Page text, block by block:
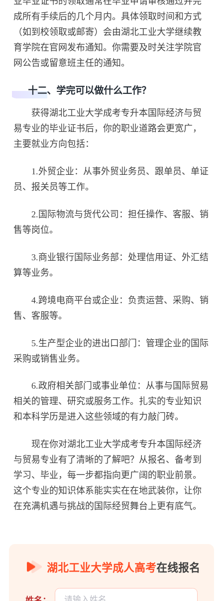
成所有手续后的几个月内。具体领取时间和方式
（如到校领取或邮寄）会由湖北工业大学继续教
育学院在官网发布通知。你需要及时关注学院官
网公告或留意班主任的通知。
十二、学完可以做什么工作？
获得湖北工业大学成考专升本国际经济与贸
易专业的毕业证书后，你的职业道路会更宽广，
主要就业方向包括：
1.外贸企业：从事外贸业务员、跟单员、单证
员、报关员等工作。
2.国际物流与货代公司：担任操作、客服、销
售等岗位。
3.商业银行国际业务部：处理信用证、外汇结
算等业务。
4.跨境电商平台或企业：负责运营、采购、销
售、客服等。
5.生产型企业的进出口部门：管理企业的国际
采购或销售业务。
6.政府相关部门或事业单位：从事与国际贸易
相关的管理、研究或服务工作。扎实的专业知识
和本科学历是进入这些领域的有力敲门砖。
现在你对湖北工业大学成考专升本国际经济
与贸易专业有了清晰的了解吧？从报名、备考到
学习、毕业，每一步都指向更广阔的职业前景。
这个专业的知识体系能实实在在地武装你，让你
在充满机遇与挑战的国际经贸舞台上更有底气。
湖北工业大学成人高考在线报名